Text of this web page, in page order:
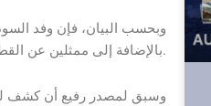
وبحسب البيان، فإن وفد
بالإضافة إلى ممثلين عن القطاع الخاص، ورجال الأعمال والصناعيين المتخصصين في مختلف القطاعات الاقتصادية.
وسبق لمصدر رفيع أن كشف